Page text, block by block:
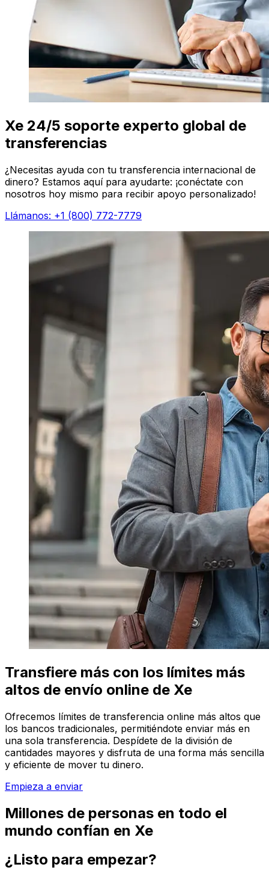
Xe 24/5 soporte experto global de
transferencias
¿Necesitas ayuda con tu transferencia internacional de
dinero? Estamos aquí para ayudarte: ¡conéctate con
nosotros hoy mismo para recibir apoyo personalizado!
Llámanos: +1 (800) 772-7779
Transfiere más con los límites más
altos de envío online de Xe
Ofrecemos límites de transferencia online más altos que
los bancos tradicionales, permitiéndote enviar más en
una sola transferencia. Despídete de la división de
cantidades mayores y disfruta de una forma más sencilla
y eficiente de mover tu dinero.
Empieza a enviar
Millones de personas en todo el
mundo confían en Xe
¿Listo para empezar?